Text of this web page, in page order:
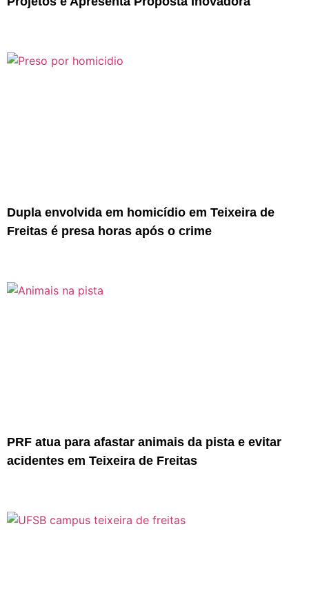
Dupla envolvida em homicídio em Teixeira de
Freitas é presa horas após o crime
PRF atua para afastar animais da pista e evitar
acidentes em Teixeira de Freitas